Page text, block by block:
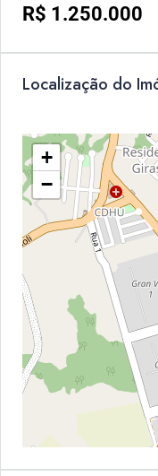
R$ 1.250.000
Localização do
+
−